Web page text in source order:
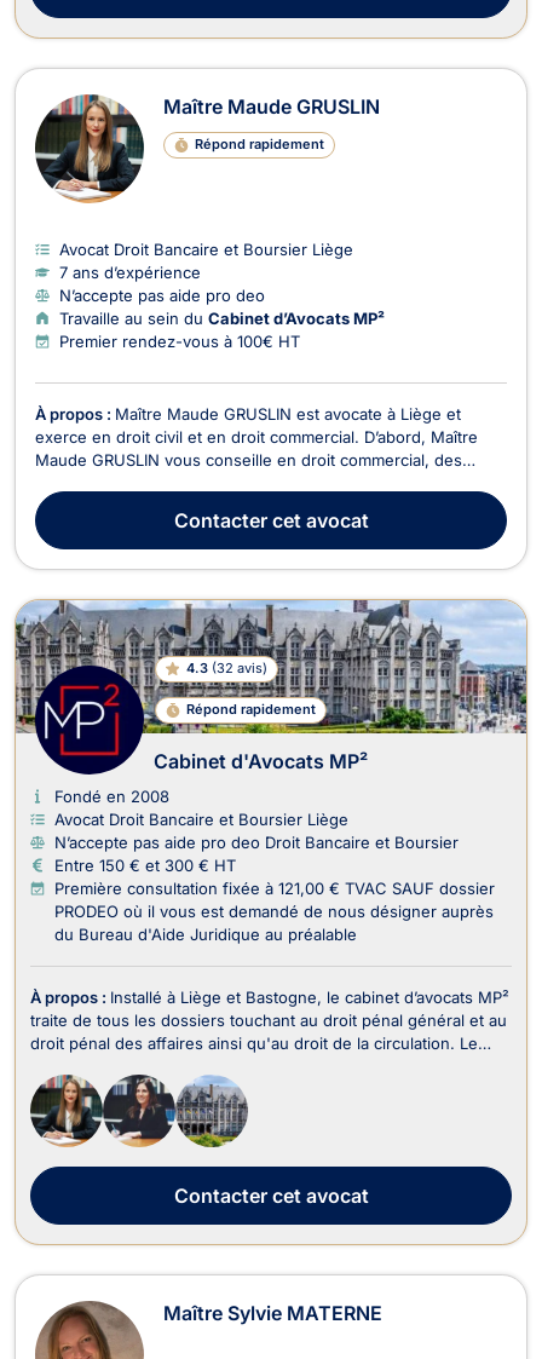
Maître Maude GRUSLIN
Répond rapidement
Avocat Droit Bancaire et Boursier Liège
7 ans d’expérience
N’accepte pas aide pro deo
Travaille au sein du Cabinet d’Avocats MP²
Premier rendez-vous à 100€ HT
À propos : Maître Maude GRUSLIN est avocate à Liège et
exerce en droit civil et en droit commercial. D’abord, Maître
Maude GRUSLIN vous conseille en droit commercial, des
entreprise ou un commerçant, elle vous assistera en cas de
litige avec un agent, un fournisseur, un concurre...
Contactercet avocat
4.3 (32 avis)
Répond rapidement
Cabinet d'Avocats MP²
Fondé en 2008
Avocat Droit Bancaire et Boursier Liège
N’accepte pas aide pro deo Droit Bancaire et Boursier
Entre 150 € et 300 € HT
Première consultation fixée à 121,00 € TVAC SAUF dossier
PRODEO où il vous est demandé de nous désigner auprès
du Bureau d'Aide Juridique au préalable
À propos : Installé à Liège et Bastogne, le cabinet d’avocats MP²
traite de tous les dossiers touchant au droit pénal général et au
droit pénal des affaires ainsi qu'au droit de la circulation. Le
tant les victimes que les auteurs présumés d’infraction au droit
pénal des af...
Contactercet avocat
Maître Sylvie MATERNE